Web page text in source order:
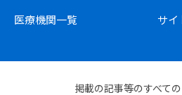
医療機関一覧
サイ
掲載の記事等のすべて